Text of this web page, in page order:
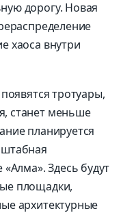
дорогу. Новая
хаоса внутри
тротуары,
станет меньше
планируется
Здесь будут
площадки,
архитектурные